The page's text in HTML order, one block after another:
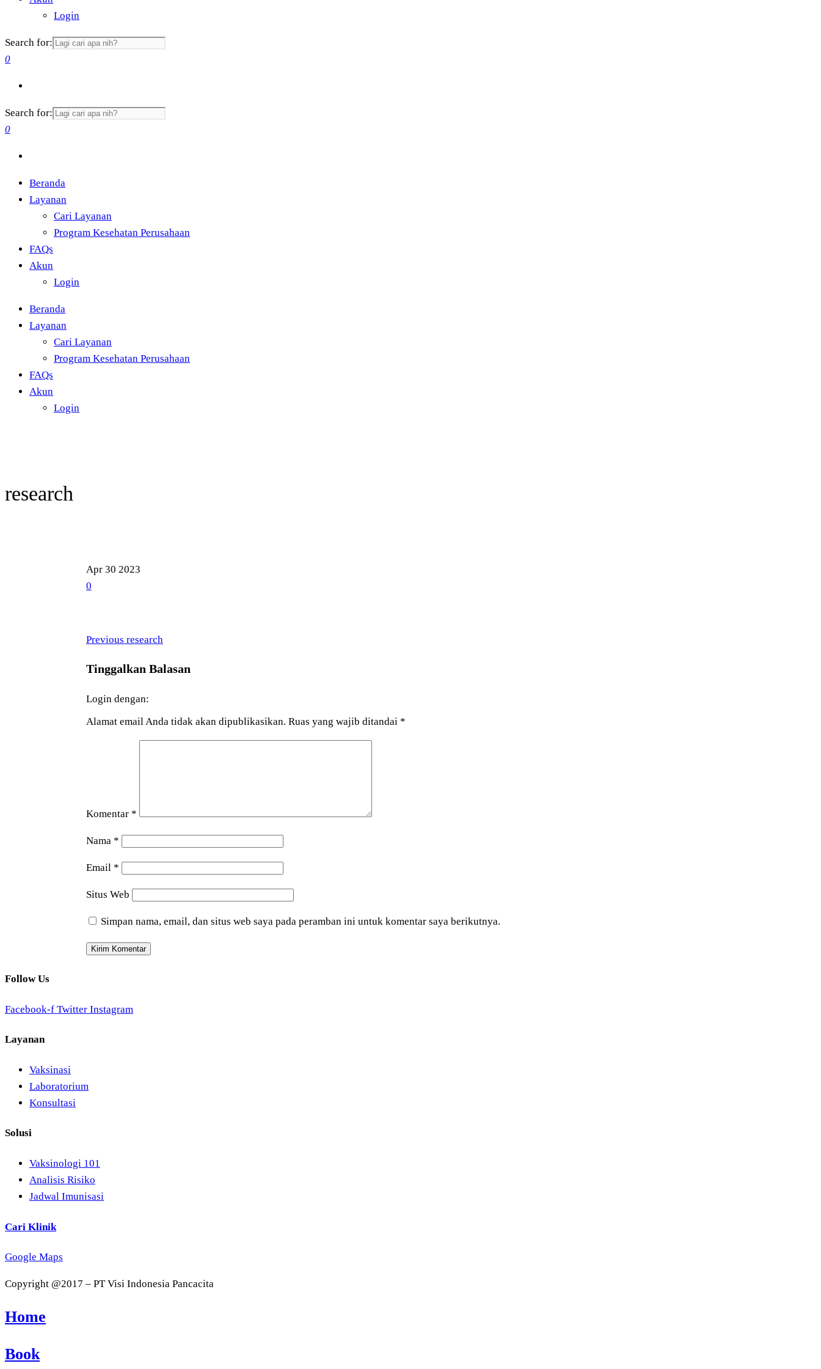
Login
Search for:
0
Search for:
0
Beranda
Layanan
Cari Layanan
Program Kesehatan Perusahaan
FAQs
Akun
Login
Beranda
Layanan
Cari Layanan
Program Kesehatan Perusahaan
FAQs
Akun
Login
research
Apr 30 2023
0
Navigasi
pos
Previous
Previous research
Tinggalkan Balasan
Login dengan:
Alamat email Anda tidak akan dipublikasikan. Ruas yang wajib ditandai *
Komentar *
Nama *
Email *
Situs Web
Simpan nama, email, dan situs web saya pada peramban ini untuk komentar saya berikutnya.
Follow Us
Facebook-f Twitter Instagram
Layanan
Vaksinasi
Laboratorium
Konsultasi
Solusi
Vaksinologi 101
Analisis Risiko
Jadwal Imunisasi
Cari Klinik
Google Maps
Copyright @2017 – PT Visi Indonesia Pancacita
Home
Book